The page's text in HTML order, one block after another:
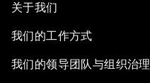
关于我们
我们的工作方式
我们的领导团队与组织治理